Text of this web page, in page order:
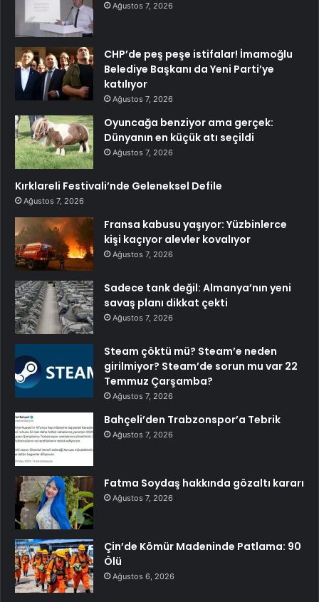
Ağustos 7, 2026
CHP’de peş peşe istifalar! İmamoğlu
Belediye Başkanı da Yeni Parti’ye
katılıyor
Ağustos 7, 2026
Oyuncağa benziyor ama gerçek:
Dünyanın en küçük atı seçildi
Ağustos 7, 2026
Kırklareli Festivali’nde Geleneksel Defile
Ağustos 7, 2026
Fransa kabusu yaşıyor: Yüzbinlerce
kişi kaçıyor alevler kovalıyor
Ağustos 7, 2026
Sadece tank değil: Almanya’nın yeni
savaş planı dikkat çekti
Ağustos 7, 2026
Steam çöktü mü? Steam’e neden
girilmiyor? Steam’de sorun mu var 22
Temmuz Çarşamba?
Ağustos 7, 2026
Bahçeli’den Trabzonspor’a Tebrik
Ağustos 7, 2026
Fatma Soydaş hakkında gözaltı kararı
Ağustos 7, 2026
Çin’de Kömür Madeninde Patlama: 90
Ölü
Ağustos 6, 2026